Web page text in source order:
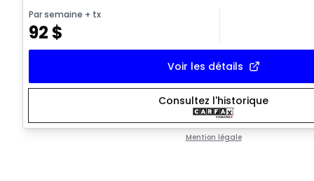
Par semaine + tx
92 $
Voir les détails
Consultez l'historique
Mention légale